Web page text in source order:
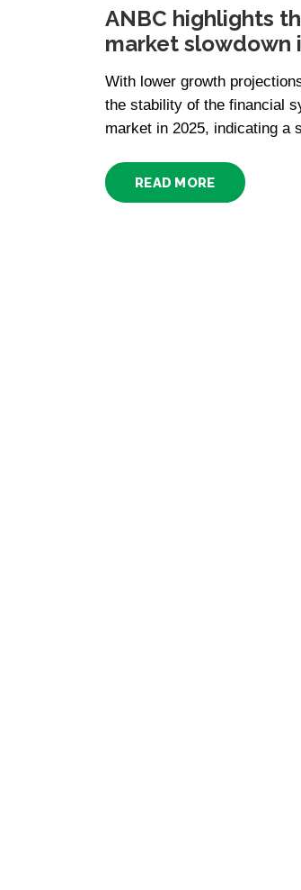
ANBC highlights
market slowdown
With lower growth
the stability of the financial
market in 2025, indicating a
READ MORE